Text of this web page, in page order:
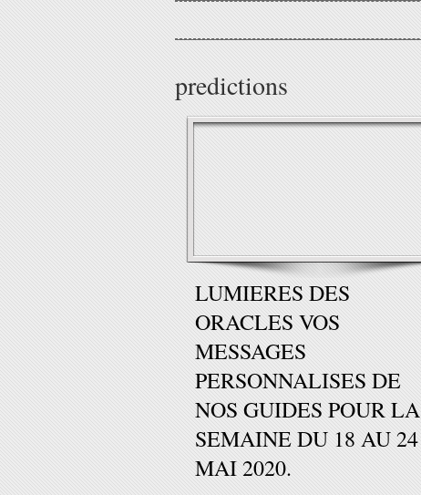
predictions
LUMIERES DES
ORACLES VOS
MESSAGES
PERSONNALISES DE
NOS GUIDES POUR LA
SEMAINE DU 18 AU 24
MAI 2020.